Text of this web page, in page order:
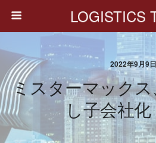
LOGISTICS
2022年9月9日
ミスターマック
し子会社